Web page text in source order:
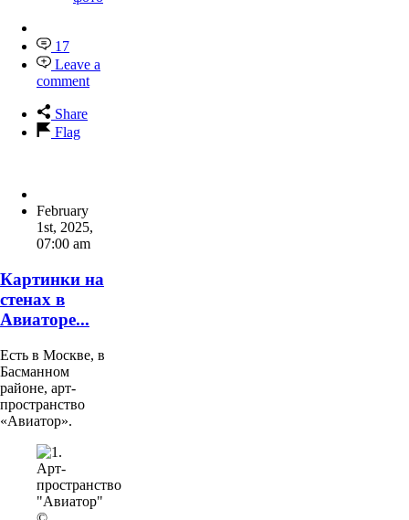
17
Leave a
comment
Share
Flag
February
1st, 2025,
07:00 am
Картинки на
стенах в
Авиаторе...
Есть в Москве, в
Басманном
районе, арт-
пространство
«Авиатор».